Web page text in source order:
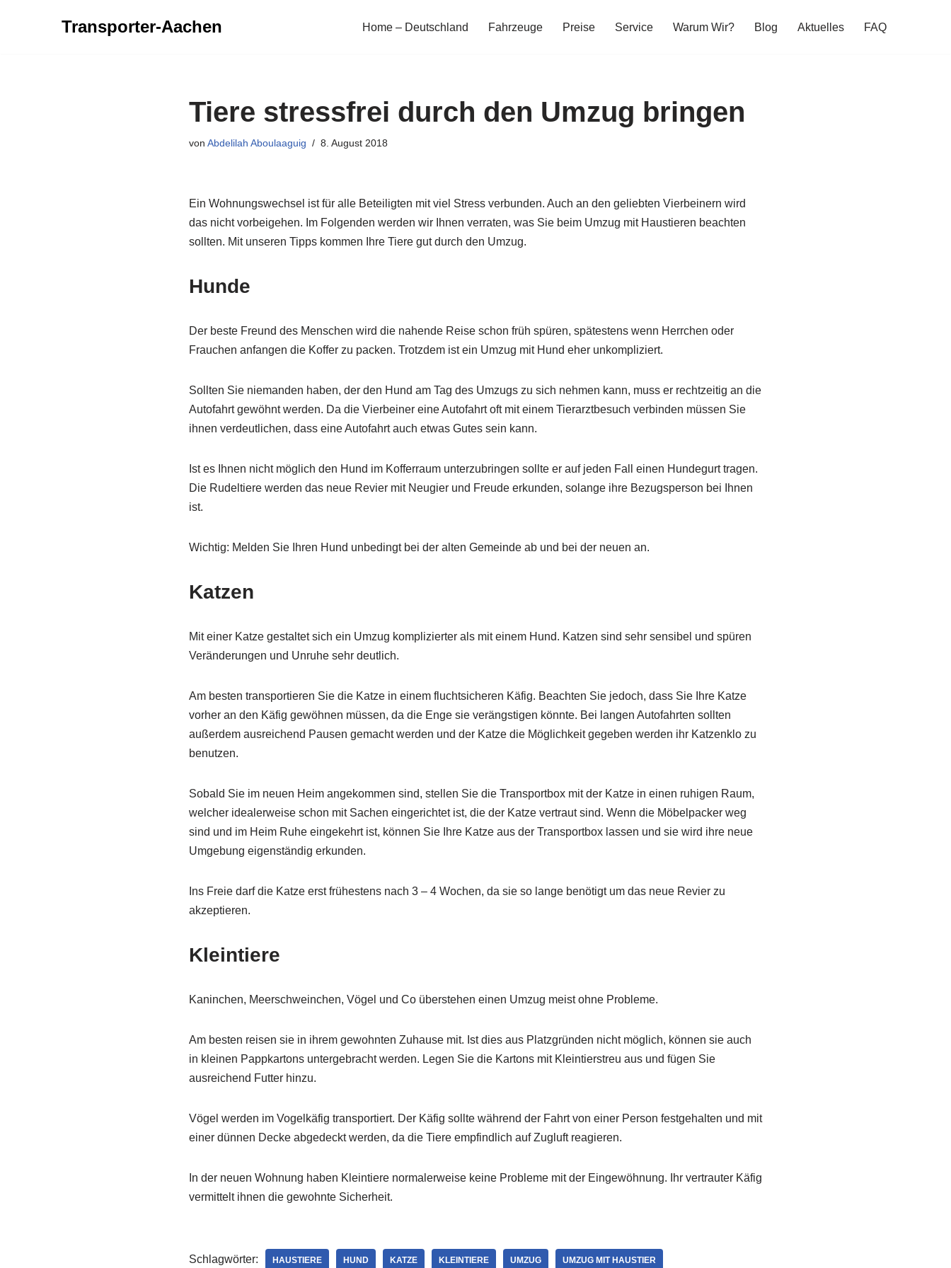
Transporter-Aachen Home – Deutschland Fahrzeuge Preise Service Warum Wir? Blog Aktuelles FAQ
Tiere stressfrei durch den Umzug bringen
von Abdelilah Aboulaaguig 8. August 2018
Ein Wohnungswechsel ist für alle Beteiligten mit viel Stress verbunden. Auch an den geliebten Vierbeinern wird
das nicht vorbeigehen. Im Folgenden werden wir Ihnen verraten, was Sie beim Umzug mit Haustieren beachten
sollten. Mit unseren Tipps kommen Ihre Tiere gut durch den Umzug.
Hunde
Der beste Freund des Menschen wird die nahende Reise schon früh spüren, spätestens wenn Herrchen oder
Frauchen anfangen die Koffer zu packen. Trotzdem ist ein Umzug mit Hund eher unkompliziert.
Sollten Sie niemanden haben, der den Hund am Tag des Umzugs zu sich nehmen kann, muss er rechtzeitig an die
Autofahrt gewöhnt werden. Da die Vierbeiner eine Autofahrt oft mit einem Tierarztbesuch verbinden müssen Sie
ihnen verdeutlichen, dass eine Autofahrt auch etwas Gutes sein kann.
Ist es Ihnen nicht möglich den Hund im Kofferraum unterzubringen sollte er auf jeden Fall einen Hundegurt tragen.
Die Rudeltiere werden das neue Revier mit Neugier und Freude erkunden, solange ihre Bezugsperson bei Ihnen
ist.
Wichtig: Melden Sie Ihren Hund unbedingt bei der alten Gemeinde ab und bei der neuen an.
Katzen
Mit einer Katze gestaltet sich ein Umzug komplizierter als mit einem Hund. Katzen sind sehr sensibel und spüren
Veränderungen und Unruhe sehr deutlich.
Am besten transportieren Sie die Katze in einem fluchtsicheren Käfig. Beachten Sie jedoch, dass Sie Ihre Katze
vorher an den Käfig gewöhnen müssen, da die Enge sie verängstigen könnte. Bei langen Autofahrten sollten
außerdem ausreichend Pausen gemacht werden und der Katze die Möglichkeit gegeben werden ihr Katzenklo zu
benutzen.
Sobald Sie im neuen Heim angekommen sind, stellen Sie die Transportbox mit der Katze in einen ruhigen Raum,
welcher idealerweise schon mit Sachen eingerichtet ist, die der Katze vertraut sind. Wenn die Möbelpacker weg
sind und im Heim Ruhe eingekehrt ist, können Sie Ihre Katze aus der Transportbox lassen und sie wird ihre neue
Umgebung eigenständig erkunden.
Ins Freie darf die Katze erst frühestens nach 3 – 4 Wochen, da sie so lange benötigt um das neue Revier zu
akzeptieren.
Kleintiere
Kaninchen, Meerschweinchen, Vögel und Co überstehen einen Umzug meist ohne Probleme.
Am besten reisen sie in ihrem gewohnten Zuhause mit. Ist dies aus Platzgründen nicht möglich, können sie auch
in kleinen Pappkartons untergebracht werden. Legen Sie die Kartons mit Kleintierstreu aus und fügen Sie
ausreichend Futter hinzu.
Vögel werden im Vogelkäfig transportiert. Der Käfig sollte während der Fahrt von einer Person festgehalten und mit
einer dünnen Decke abgedeckt werden, da die Tiere empfindlich auf Zugluft reagieren.
In der neuen Wohnung haben Kleintiere normalerweise keine Probleme mit der Eingewöhnung. Ihr vertrauter Käfig
vermittelt ihnen die gewohnte Sicherheit.
Schlagwörter: HAUSTIERE HUND KATZE KLEINTIERE UMZUG UMZUG MIT HAUSTIER